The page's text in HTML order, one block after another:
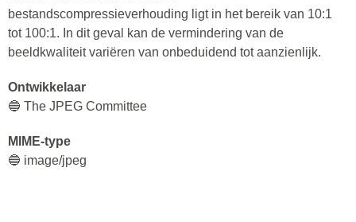
bestandscompressieverhouding ligt in het bereik van 10:1
tot 100:1. In dit geval kan de vermindering van de
beeldkwaliteit variëren van onbeduidend tot aanzienlijk.
Ontwikkelaar
🔵 The JPEG Committee
MIME-type
🔵 image/jpeg